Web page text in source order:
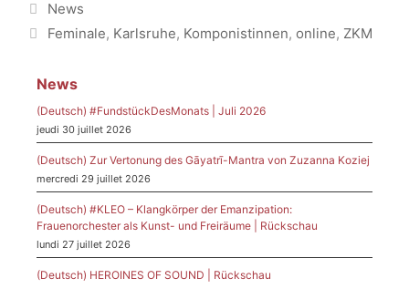
Catégories
News
Étiquettes
Feminale, Karlsruhe, Komponistinnen, online, ZKM
News
(Deutsch) #FundstückDesMonats | Juli 2026
jeudi 30 juillet 2026
(Deutsch) Zur Vertonung des Gāyatrī-Mantra von Zuzanna Koziej
mercredi 29 juillet 2026
(Deutsch) #KLEO – Klangkörper der Emanzipation:
Frauenorchester als Kunst- und Freiräume | Rückschau
lundi 27 juillet 2026
(Deutsch) HEROINES OF SOUND | Rückschau